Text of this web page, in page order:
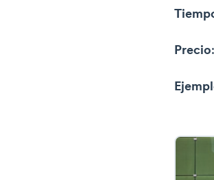
Precio